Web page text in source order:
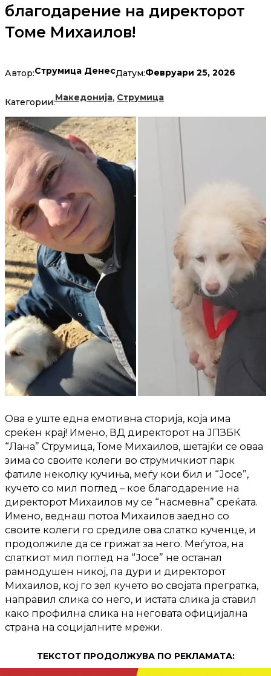
благодарение на директорот
Томе Михаилов!
Автор:Струмица ДенесДатум:Февруари 25, 2026
Категории:Македонија, Струмица
Ова е уште една емотивна сторија, која има
среќен крај! Имено, ВД директорот на ЈПЗБК
“Лана” Струмица, Томе Михаилов, шетајќи се оваа
зима со своите колеги во струмичкиот парк
фатиле неколку кучиња, меѓу кои бил и “Јосе”,
кучето со мил поглед – коe благодарение на
директорот Михаилов му се “насмевна” среќата.
Имено, веднаш потоа Михаилов заедно со
своите колеги го средиле ова слатко кученце, и
продолжиле да се грижат за него. Меѓутоа, на
слаткиот мил поглед на “Јосе” не останал
рамнодушен никој, па дури и директорот
Михаилов, кој го зел кучето во својата прегратка,
направил слика со него, и истата слика ја ставил
како профилна слика на неговата официјална
страна на социјалните мрежи.
ТЕКСТОТ ПРОДОЛЖУВА ПО РЕКЛАМАТА: